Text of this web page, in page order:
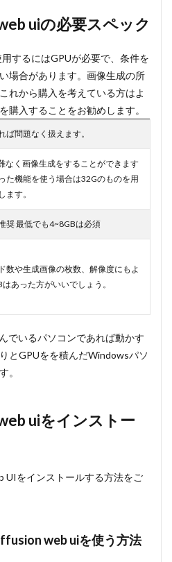
uiの必要スペック
するにはGPUが必要で、条件を
場合があります。画像生成の所
れから購入を考えている方はよ
購入することをお勧めします。
ば問題なく扱えます。
なく画像生成をすることができます
た機能を使う場合は32Gのものを用
ます。
奨 最低でも4~8GBは必須
数や生成画像の枚数、解像度にもよ
あった方がいいでしょう。
でいるパソコンであれば動かす
とGPUをを積んだWindowsパソ
。
uiをインストー
UIをインストールする方法をご
web uiを使う方法